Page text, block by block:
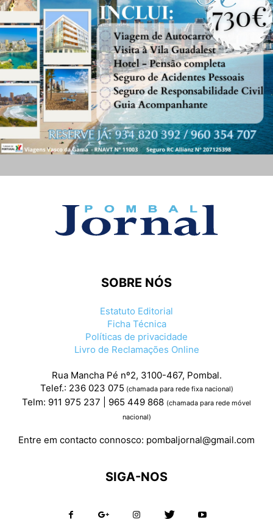
SOBRE NÓS
Estatuto Editorial
Ficha Técnica
Políticas de privacidade
Livro de Reclamações Online
Rua Mancha Pé nº2, 3100-467, Pombal.
Telef.: 236 023 075 (chamada para rede fixa nacional)
Telm: 911 975 237 | 965 449 868 (chamada para rede móvel
nacional)
Entre em contacto connosco: pombaljornal@gmail.com
SIGA-NOS